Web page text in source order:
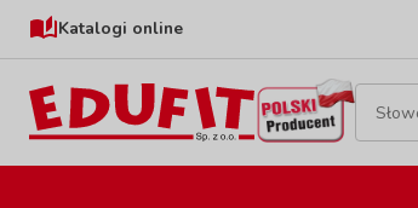
Katalogi online